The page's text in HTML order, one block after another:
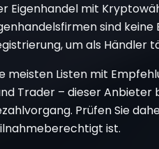
Eigenhandel mit
sind
um als Händler
meisten Listen mit
Trader – dieser
Prüfen Sie
ist.